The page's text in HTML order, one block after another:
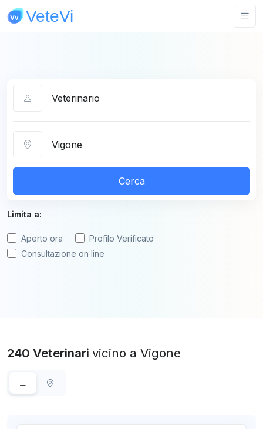
Cerca
Limita a:
Aperto ora
Profilo Verificato
Consultazione on line
240 Veterinari vicino a Vigone